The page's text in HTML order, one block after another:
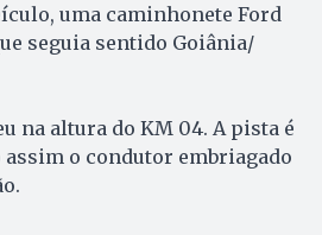
uma caminhonete Ford
seguia sentido Goiânia/
na altura do KM 04. A pista é
o condutor embriagado